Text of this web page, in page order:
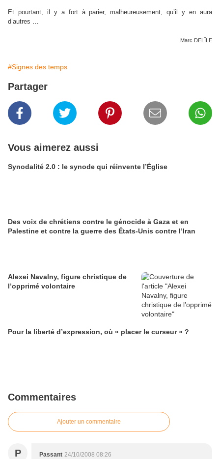
Et pourtant, il y a fort à parier, malheureusement, qu’il y en aura
d’autres …
Marc DELÎLE
#Signes des temps
Partager
Vous aimerez aussi
Synodalité 2.0 : le synode qui réinvente l’Église
Des voix de chrétiens contre le génocide à Gaza et en
Palestine et contre la guerre des États-Unis contre l’Iran
Alexei Navalny, figure christique de
l’opprimé volontaire
Pour la liberté d’expression, où « placer le curseur » ?
Commentaires
Ajouter un commentaire
P Passant 24/10/2008 08:26